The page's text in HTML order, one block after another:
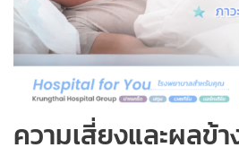
ความเสี่ยงและผลข้า